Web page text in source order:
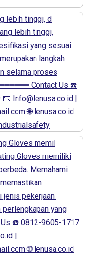
lebih tinggi, d
Gloves memil